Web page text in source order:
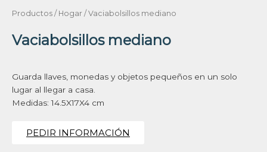
Productos / Hogar / Vaciabolsillos mediano
Vaciabolsillos mediano
Guarda llaves, monedas y objetos pequeños en un solo
lugar al llegar a casa.
Medidas: 14.5X17X4 cm
PEDIR INFORMACIÓN